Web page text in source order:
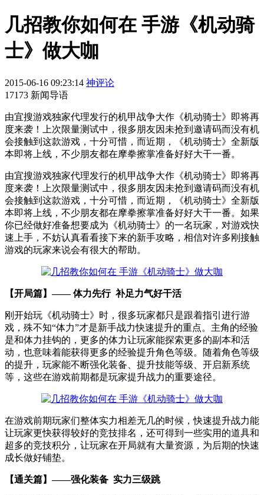
几招教你如何在 手游《机动骑
士》做大咖
2015-06-16 09:23:14 神评论
17173 新闻导语
由宜搜游戏独家代理发行的机甲战争大作《机动骑士》即将再
度来袭！上次限量测试中，很多朋友因未抢到邀请码而没有机
会接触到这款游戏，十分可惜，而近期，《机动骑士》全新版
本即将上线，不少朋友都在摩拳擦掌准备好好大干一番。
由宜搜游戏独家代理发行的机甲战争大作《机动骑士》即将再
度来袭！上次限量测试中，很多朋友因未抢到邀请码而没有机
会接触到这款游戏，十分可惜，而近期，《机动骑士》全新版
本即将上线，不少朋友都在摩拳擦掌准备好好大干一番。如果
你已经做好准备想要成为《机动骑士》的一名玩家，对游戏快
速上手，不妨认真看看接下来的新手攻略，相信对许多刚接触
游戏的玩家来说会有很大的帮助。
【开局篇】—— 体力先行 补足力气好干活
刚开始玩《机动骑士》时，很多玩家都只是跟着指引进行游
戏，殊不知“体力”才是新手战力快速提升的重点。主角的经验
是和体力挂钩的，更多的体力让玩家能探索更多的副本和活
动，也意味着能获得更多的经验提升角色等级。随着角色等级
的提升，玩家能不断强化装备、提升技能等级、开启新系统
等，这些在游戏前期都是玩家提升战力的重要途径。
在游戏前期玩家们整体实力相差无几的时候，快速提升战力能
让玩家更快获得较好的竞技排名，还可得到一些实用的道具和
超多的竞技积分，让玩家在开局就有大量资源，为后期的快速
成长做好铺垫。
【通关篇】——强化装备 实力三级跳